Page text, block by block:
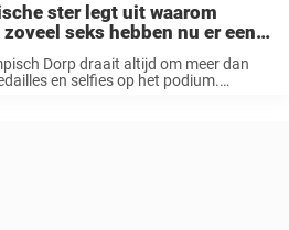
ster legt uit waarom
seks hebben nu er een
is doorgevoerd in de
Dorp draait altijd om meer dan
en selfies op het podium.